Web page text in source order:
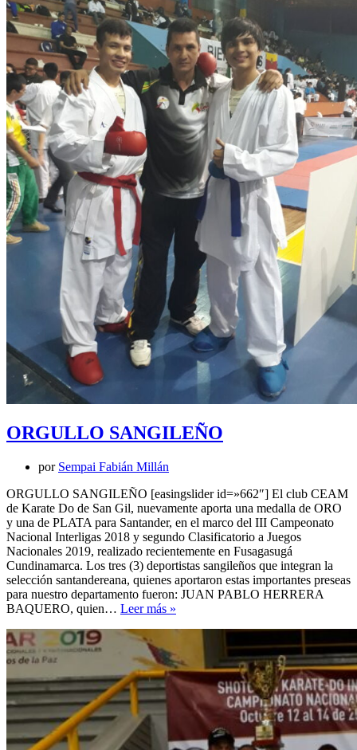
ORGULLO SANGILEÑO
por Sempai Fabián Millán
ORGULLO SANGILEÑO [easingslider id=»662″] El club CEAM
de Karate Do de San Gil, nuevamente aporta una medalla de ORO
y una de PLATA para Santander, en el marco del III Campeonato
Nacional Interligas 2018 y segundo Clasificatorio a Juegos
Nacionales 2019, realizado recientemente en Fusagasugá
Cundinamarca. Los tres (3) deportistas sangileños que integran la
selección santandereana, quienes aportaron estas importantes preseas
para nuestro departamento fueron: JUAN PABLO HERRERA
BAQUERO, quien… Leer más »